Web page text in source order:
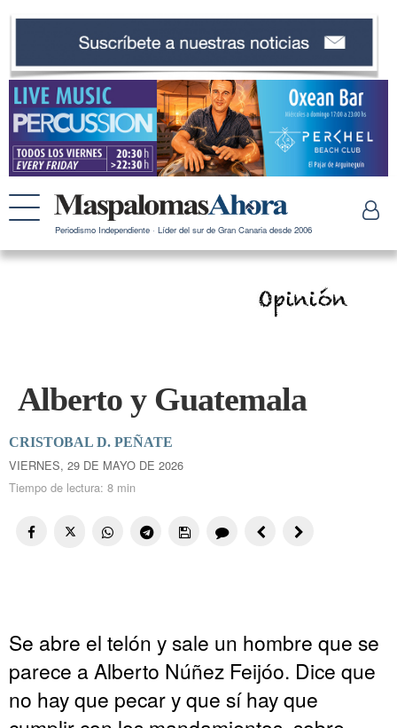
Periodismo Independiente · Líder del sur de Gran Canaria desde 2006
Alberto y Guatemala
CRISTOBAL D. PEÑATE
VIERNES, 29 DE MAYO DE 2026
Tiempo de lectura: 8 min
Se abre el telón y sale un hombre que se
parece a Alberto Núñez Feijóo. Dice que
no hay que pecar y que sí hay que